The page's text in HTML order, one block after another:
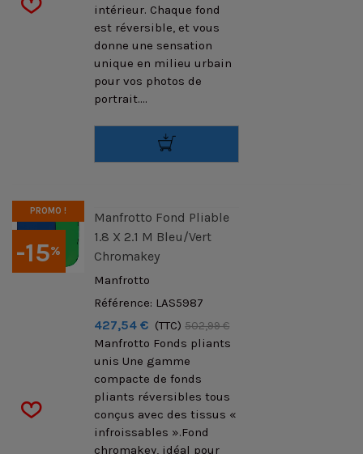
intérieur. Chaque fond
est réversible, et vous
donne une sensation
unique en milieu urbain
pour vos photos de
portrait....
-15%
PROMO !
Manfrotto Fond Pliable
1.8 X 2.1 M Bleu/Vert
Chromakey
Manfrotto
Référence: LAS5987
427,54 € (TTC) 502,99 €
Manfrotto Fonds pliants
unis Une gamme
compacte de fonds
pliants réversibles tous
conçus avec des tissus «
infroissables ».Fond
chromakey, idéal pour